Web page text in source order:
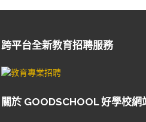
跨平台全新教育招聘服務
關於 GOODSCHOOL 好學校網